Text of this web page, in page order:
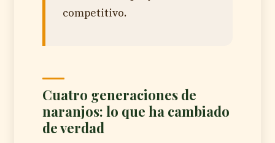
competitivo.
Cuatro generaciones de
naranjos: lo que ha cambiado
de verdad